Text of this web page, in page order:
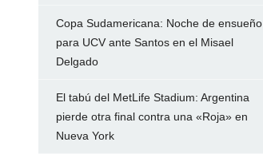
Copa Sudamericana: Noche de ensueño
para UCV ante Santos en el Misael
Delgado
El tabú del MetLife Stadium: Argentina
pierde otra final contra una «Roja» en
Nueva York